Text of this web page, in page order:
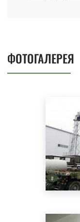
ФОТОГАЛЕРЕЯ